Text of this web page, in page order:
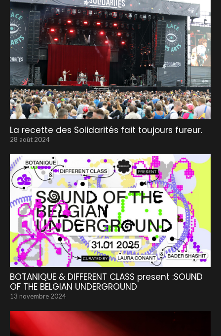
La recette des Solidarités fait toujours fureur.
28 août 2024
BOTANIQUE & DIFFERENT CLASS present :SOUND
OF THE BELGIAN UNDERGROUND
13 novembre 2024